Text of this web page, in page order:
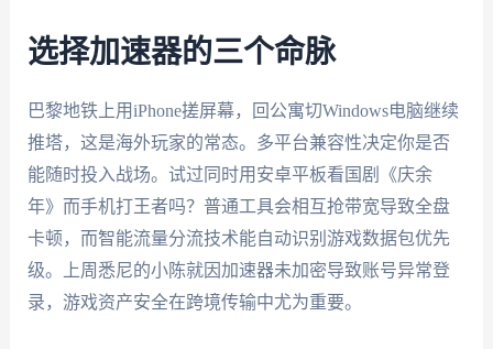
选择加速器的三个命脉
巴黎地铁上用iPhone搓屏幕，回公寓切Windows电脑继续
推塔，这是海外玩家的常态。多平台兼容性决定你是否
能随时投入战场。试过同时用安卓平板看国剧《庆余
年》而手机打王者吗？普通工具会相互抢带宽导致全盘
卡顿，而智能流量分流技术能自动识别游戏数据包优先
级。上周悉尼的小陈就因加速器未加密导致账号异常登
录，游戏资产安全在跨境传输中尤为重要。